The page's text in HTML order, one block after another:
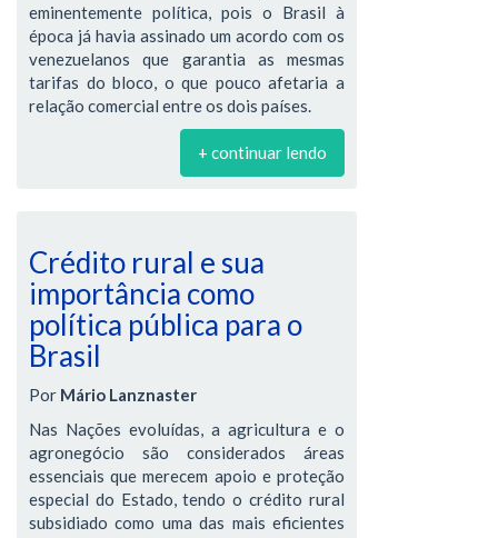
eminentemente política, pois o Brasil à
época já havia assinado um acordo com os
venezuelanos que garantia as mesmas
tarifas do bloco, o que pouco afetaria a
relação comercial entre os dois países.
+ continuar lendo
Crédito rural e sua
importância como
política pública para o
Brasil
Por Mário Lanznaster
Nas Nações evoluídas, a agricultura e o
agronegócio são considerados áreas
essenciais que merecem apoio e proteção
especial do Estado, tendo o crédito rural
subsidiado como uma das mais eficientes